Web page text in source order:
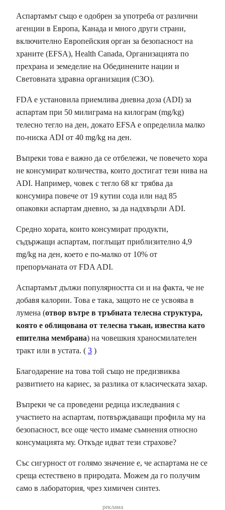
Аспартамът също е одобрен за употреба от различни
агенции в Европа, Канада и много други страни,
включително Европейския орган за безопасност на
храните (EFSA), Health Canada, Организацията по
прехрана и земеделие на Обединените нации и
Световната здравна организация (СЗО).
FDA е установила приемлива дневна доза (ADI) за
аспартам при 50 милиграма на килограм (mg/kg)
телесно тегло на ден, докато EFSA е определила малко
по-ниска ADI от 40 mg/kg на ден.
Въпреки това е важно да се отбележи, че повечето хора
не консумират количества, които достигат тези нива на
ADI. Например, човек с тегло 68 кг трябва да
консумира повече от 19 кутии сода или над 85
опаковки аспартам дневно, за да надхвърли ADI.
Средно хората, които консумират продукти,
съдържащи аспартам, поглъщат приблизително 4,9
mg/kg на ден, което е по-малко от 10% от
препоръчаната от FDA ADI.
Аспартамът дължи популярността си и на факта, че не
добавя калории. Това е така, защото не се усвоява в
лумена (отвор вътре в тръбната телесна структура,
която е облицована от телесна тъкан, известна като
епителна мембрана) на човешкия храносмилателен
тракт или в устата. ( 3 )
Благодарение на това той също не предизвиква
развитието на кариес, за разлика от класическата захар.
Въпреки че са проведени редица изследвания с
участието на аспартам, потвърждаващи профила му на
безопасност, все още често имаме съмнения относно
консумацията му. Откъде идват тези страхове?
Със сигурност от голямо значение е, че аспартама не се
среща естествено в природата. Можем да го получим
само в лаборатория, чрез химичен синтез.
реклама